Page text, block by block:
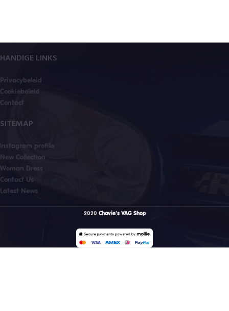
HANDIGE LINKS
Privacybeleid
Cookiebeleid
Contact
SITEMAP
Instagram profile
New Collection
Woman Dress
Contact Us
Latest News
2020 Chavie's VAG Shop